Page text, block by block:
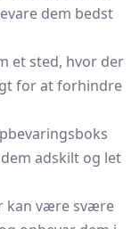
dem bedst
et sted, hvor der
for at forhindre
adskilt og let
kan være svære